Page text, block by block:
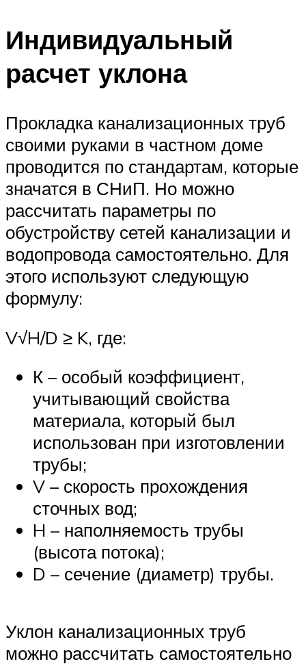
Индивидуальный
расчет уклона
Прокладка канализационных труб
своими руками в частном доме
проводится по стандартам, которые
значатся в СНиП. Но можно
рассчитать параметры по
обустройству сетей канализации и
водопровода самостоятельно. Для
этого используют следующую
формулу:
V√H/D ≥ K, где:
К – особый коэффициент,
учитывающий свойства
материала, который был
использован при изготовлении
трубы;
V – скорость прохождения
сточных вод;
H – наполняемость трубы
(высота потока);
D – сечение (диаметр) трубы.
Уклон канализационных труб
можно рассчитать самостоятельно